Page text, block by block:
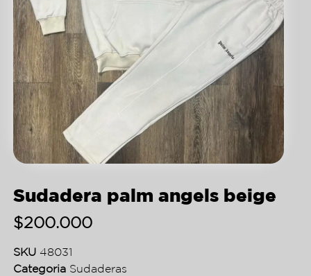
Sudadera palm angels beige
$200.000
SKU 48031
Categoria Sudaderas